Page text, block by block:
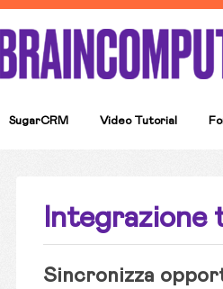
SugarCRM Video Tutorial
Sincronizza